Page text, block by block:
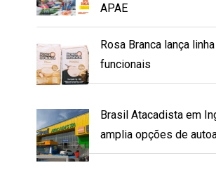
APAE
Rosa Branca lança
funcionais
Brasil Atacadista em
amplia opções de